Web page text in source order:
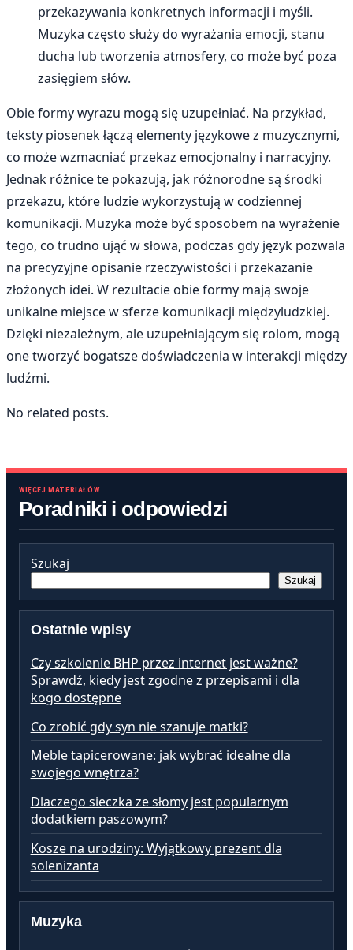
WIĘCEJ MATERIAŁÓW
Poradniki i odpowiedzi
Szukaj
Szukaj
Ostatnie wpisy
Czy szkolenie BHP przez internet jest ważne?
Sprawdź, kiedy jest zgodne z przepisami i dla
kogo dostępne
Co zrobić gdy syn nie szanuje matki?
Meble tapicerowane: jak wybrać idealne dla
swojego wnętrza?
Dlaczego sieczka ze słomy jest popularnym
dodatkiem paszowym?
Kosze na urodziny: Wyjątkowy prezent dla
solenizanta
Muzyka
przekazywania konkretnych informacji i myśli.
Muzyka często służy do wyrażania emocji, stanu
ducha lub tworzenia atmosfery, co może być poza
zasięgiem słów.
Obie formy wyrazu mogą się uzupełniać. Na przykład,
teksty piosenek łączą elementy językowe z muzycznymi,
co może wzmacniać przekaz emocjonalny i narracyjny.
Jednak różnice te pokazują, jak różnorodne są środki
przekazu, które ludzie wykorzystują w codziennej
komunikacji. Muzyka może być sposobem na wyrażenie
tego, co trudno ująć w słowa, podczas gdy język pozwala
na precyzyjne opisanie rzeczywistości i przekazanie
złożonych idei. W rezultacie obie formy mają swoje
unikalne miejsce w sferze komunikacji międzyludzkiej.
Dzięki niezależnym, ale uzupełniającym się rolom, mogą
one tworzyć bogatsze doświadczenia w interakcji między
ludźmi.
No related posts.